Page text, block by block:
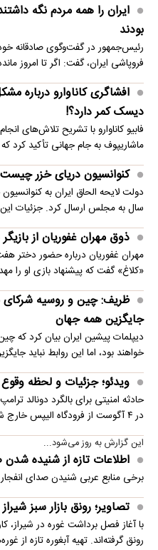
ایران را همه مردم نگه
بودند
رئیس‌جمهور در گفت‌وگوی صادقانه
فروپاشی ایران، گفت: اگر تا امروز
افشاگری کاناوارو درباره
دیسک کمر دارد؟!
فابیو کاناوارو با تشریح تلاش‌های
ماشاریپوف به جام جهانی تأکید کرد
کنوانسیون دریای خزر
دولت لایحه الحاق ایران به
سال به مجلس ارسال کرد. جزئیات این
ذوق مهران غفوریان از
مهران غفوریان درباره حضور دختر
«کلاغ» گفت که پیشنهاد بازی او را
ظریف: چین و روسیه شرکای
جایگزین همه جهان
دیپلمات پیشین ایران بیان کرد که
خواهند بود، اما این روابط نباید
ویدئو؛ جزئیات و لحظه وقوع
در ۴ آگوست از فرودگاه الیپس خارج شد، در حالی که…
این گزارش به روز می‌شود...
اطلاعات تازه از شنیده
برخی منابع عربی شنیدن صدای
تصاویر؛ رونق بازار سبز شیراز
با آغاز فصل برداشت غوره در شیراز،
رونق گرفته‌اند. تهیه آبغوره تازه از